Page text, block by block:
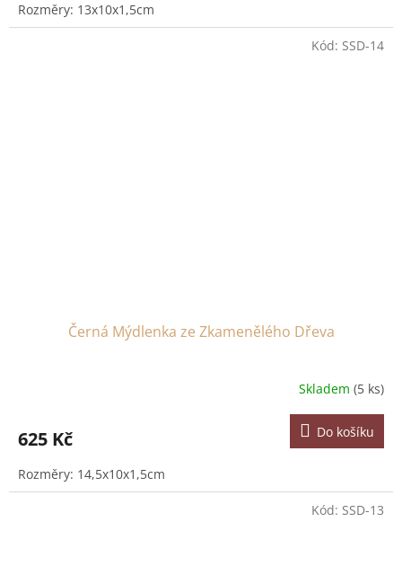
Rozměry: 13x10x1,5cm
Černá Mýdlenka ze Zkamenělého Dřeva
Skladem (5 ks)
625 Kč Do košíku
Rozměry: 14,5x10x1,5cm
Kód: SSD-14
Kód: SSD-13